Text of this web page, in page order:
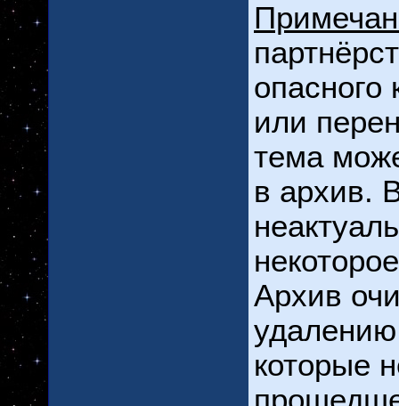
опасного
или
тема
в архив.
Архив
которые